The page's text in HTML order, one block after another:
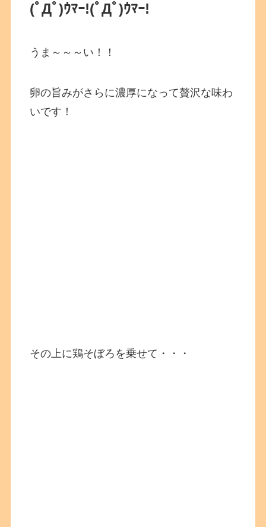
(ﾟДﾟ)ｳﾏｰ!(ﾟДﾟ)ｳﾏｰ!
うま～～～い！！
卵の旨みがさらに濃厚になって贅沢な味わ
いです！
その上に鶏そぼろを乗せて・・・